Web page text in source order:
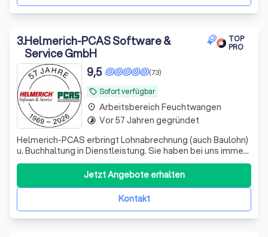
3.Helmerich-PCAS Software &
Service GmbH
TOP
PRO
local_offer Sofort verfügbar
(73)
9,5
Helmerich-PCAS erbringt Lohnabrechnung (auch Baulohn)
u. Buchhaltung in Dienstleistung. Sie haben bei uns immer
einen festen Ansprechpartner, den Sie per Telefon,
Telefax oder eMail erreichen können.
Kontakt
Jetzt Angebote erhalten
place Arbeitsbereich Feuchtwangen
timelapse Vor 57 Jahren gegründet